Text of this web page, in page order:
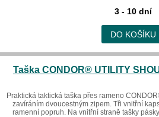
3 - 10 dní
DO KOŠÍKU
Taška CONDOR® UTILITY
Praktická taktická taška přes rameno
zavíráním dvoucestným zipem. Tři vnitřní
ramenní popruh. Na vnitřní straně tašky